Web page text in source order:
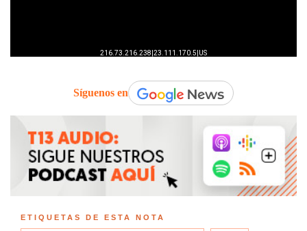
Síguenos en
ETIQUETAS DE ESTA NOTA